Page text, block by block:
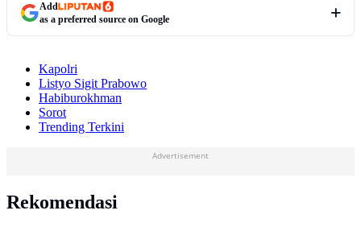
Add
as a preferred source on Google
Kapolri
Listyo Sigit Prabowo
Habiburokhman
Sorot
Trending Terkini
Advertisement
Rekomendasi